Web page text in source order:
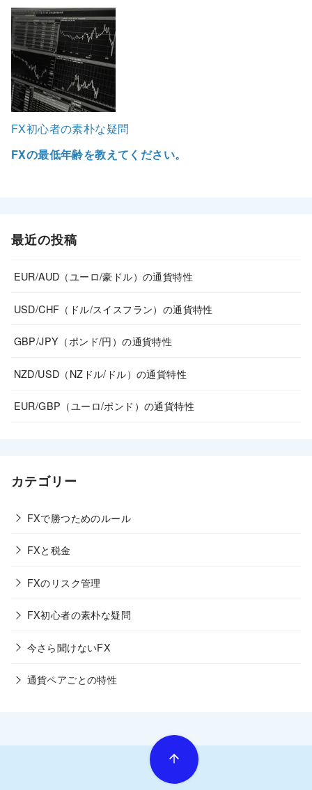
FX初心者の素朴な疑問
FXの最低年齢を教えてください。
最近の投稿
EUR/AUD（ユーロ/豪ドル）の通貨特性
USD/CHF（ドル/スイスフラン）の通貨特性
GBP/JPY（ポンド/円）の通貨特性
NZD/USD（NZドル/ドル）の通貨特性
EUR/GBP（ユーロ/ポンド）の通貨特性
カテゴリー
FXで勝つためのルール
FXと税金
FXのリスク管理
FX初心者の素朴な疑問
今さら聞けないFX
通貨ペアごとの特性